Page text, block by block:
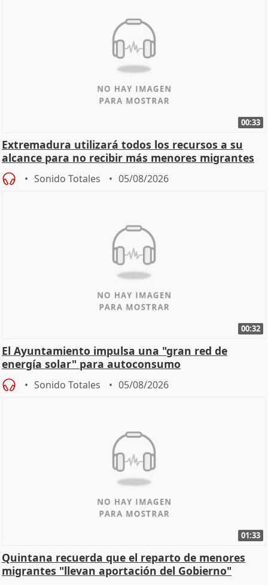
00:33
Extremadura utilizará todos los recursos a su
alcance para no recibir más menores migrantes
Sonido Totales 05/08/2026
00:32
El Ayuntamiento impulsa una "gran red de
energía solar" para autoconsumo
Sonido Totales 05/08/2026
01:33
Quintana recuerda que el reparto de menores
migrantes "llevan aportación del Gobierno"